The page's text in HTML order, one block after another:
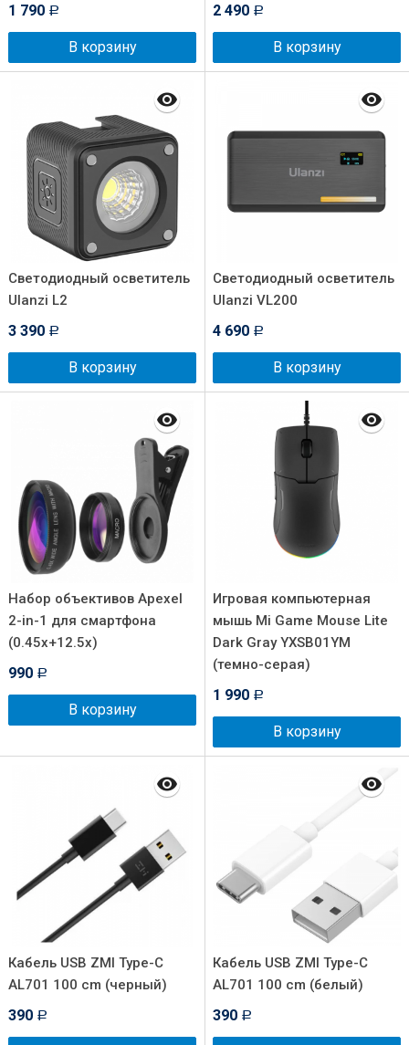
1 790 Р
В корзину
2 490 Р
В корзину
Светодиодный осветитель
Ulanzi L2
3 390 Р
В корзину
Светодиодный осветитель
Ulanzi VL200
4 690 Р
В корзину
Набор объективов Apexel
2-in-1 для смартфона
(0.45x+12.5x)
990 Р
В корзину
Игровая компьютерная
мышь Mi Game Mouse Lite
Dark Gray YXSB01YM
(темно-серая)
1 990 Р
В корзину
Кабель USB ZMI Type-C
AL701 100 cm (черный)
390 Р
Кабель USB ZMI Type-C
AL701 100 cm (белый)
390 Р